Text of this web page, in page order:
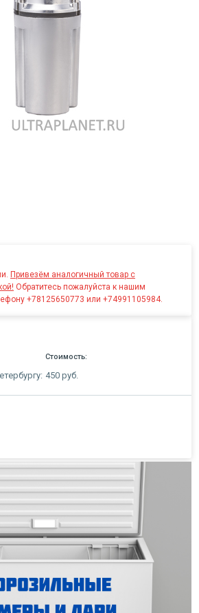
Привезём аналогичный товар с
Обратитесь пожалуйста к нашим
+78125650773 или +74991105984.
Стоимость:
450 руб.